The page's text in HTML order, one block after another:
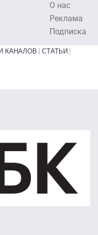
О нас
Реклама
Подписка
КАНАЛОВ
СТАТЬИ